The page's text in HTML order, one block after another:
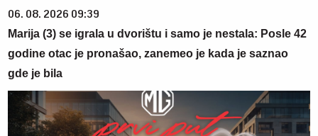
06. 08. 2026 09:39
Marija (3) se igrala u dvorištu i samo je nestala: Posle 42
godine otac je pronašao, zanemeo je kada je saznao
gde je bila